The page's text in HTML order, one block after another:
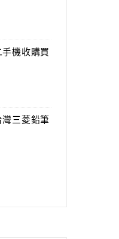
機收購買
三菱鉛筆